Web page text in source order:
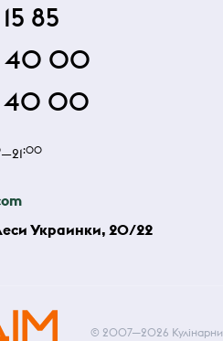
85
40 00
40 00
—21:00
Украинки, 20/22
© 2007—2026